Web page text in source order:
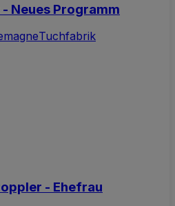
Neues Programm
Tuchfabrik
- Ehefrau